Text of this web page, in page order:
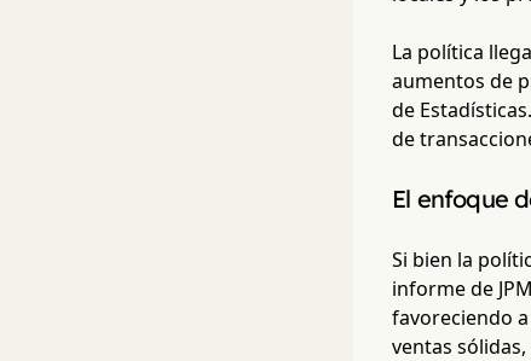
La política
aumentos de
de
de
El enfoque
Si bien la
informe de
favoreciendo a
ventas sólidas,